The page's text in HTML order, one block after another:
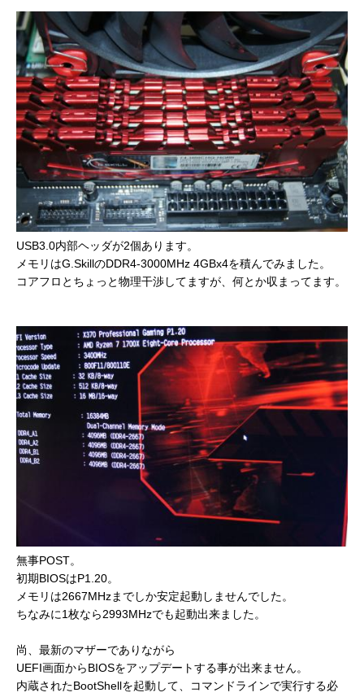
USB3.0内部ヘッダが2個あります。
メモリはG.SkillのDDR4-3000MHz 4GBx4を積んでみました。
コアフロとちょっと物理干渉してますが、何とか収まってます。
無事POST。
初期BIOSはP1.20。
メモリは2667MHzまでしか安定起動しませんでした。
ちなみに1枚なら2993MHzでも起動出来ました。
尚、最新のマザーでありながら
UEFI画面からBIOSをアップデートする事が出来ません。
内蔵されたBootShellを起動して、コマンドラインで実行する必